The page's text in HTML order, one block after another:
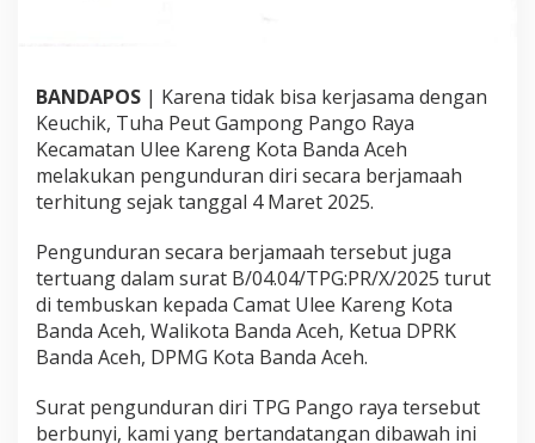
BANDAPOS | Karena tidak bisa kerjasama dengan
Keuchik, Tuha Peut Gampong Pango Raya
Kecamatan Ulee Kareng Kota Banda Aceh
melakukan pengunduran diri secara berjamaah
terhitung sejak tanggal 4 Maret 2025.
Pengunduran secara berjamaah tersebut juga
tertuang dalam surat B/04.04/TPG:PR/X/2025 turut
di tembuskan kepada Camat Ulee Kareng Kota
Banda Aceh, Walikota Banda Aceh, Ketua DPRK
Banda Aceh, DPMG Kota Banda Aceh.
Surat pengunduran diri TPG Pango raya tersebut
berbunyi, kami yang bertandatangan dibawah ini